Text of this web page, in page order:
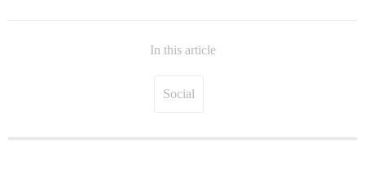
In this article
Social